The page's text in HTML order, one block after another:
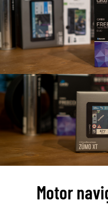
Motor